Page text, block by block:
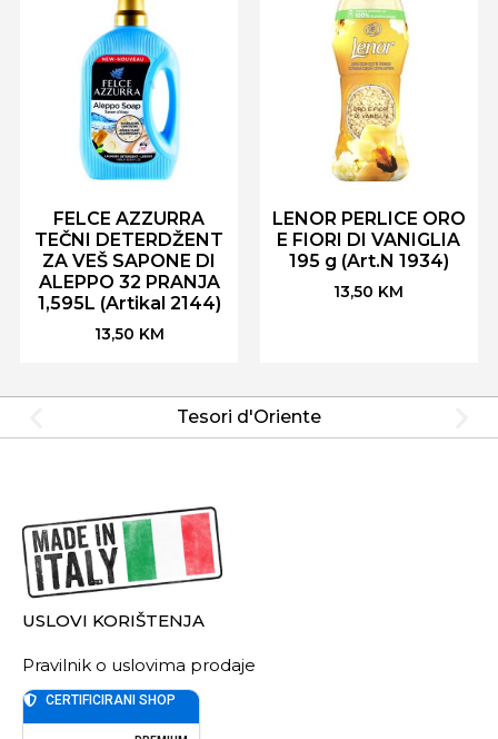
FELCE AZZURRA
TEČNI DETERDŽENT
ZA VEŠ SAPONE DI
ALEPPO 32 PRANJA
1,595L (Artikal 2144)
13,50 KM
LENOR PERLICE ORO
E FIORI DI VANIGLIA
195 g (Art.N 1934)
13,50 KM
Tesori d'Oriente
USLOVI KORIŠTENJA
Pravilnik o uslovima prodaje